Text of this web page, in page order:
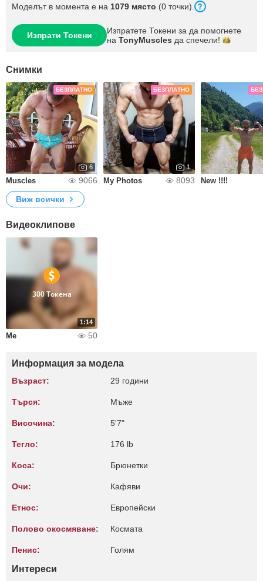
Моделът в момента е на 1079 място (0 точки).
Изпрати Токени
Изпратете Токени за да помогнете
на TonyMuscles да спечели!
Снимки
БЕЗПЛАТНО
6
Muscles 9066
БЕЗПЛАТНО
1
My Photos 8093 New !!!!
Виж всички
Видеоклипове
1:14
300 Токена
Me 50
Информация за модела
Възраст: 29 години
Търся: Мъже
Височина: 5'7"
Тегло: 176 lb
Коса: Брюнетки
Очи: Кафяви
Етнос: Европейски
Полово окосмяване: Космата
Пенис: Голям
Интереси